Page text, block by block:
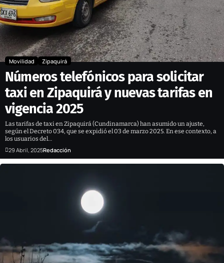
Movilidad Zipaquirá
Números telefónicos para solicitar
taxi en Zipaquirá y nuevas tarifas en
vigencia 2025
Las tarifas de taxi en Zipaquirá (Cundinamarca) han asumido un ajuste,
según el Decreto 034, que se expidió el 03 de marzo 2025. En ese contexto, a
los usuarios del…
29 Abril, 2025Redacción